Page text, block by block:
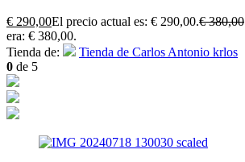
€ 290,00El precio actual es: € 290,00.€380,00
era: € 380,00.
Tienda de:
Tienda de Carlos Antonio krlos
0 de 5